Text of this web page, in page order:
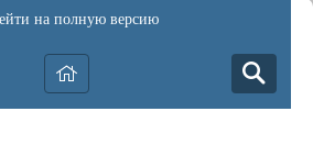
на полную версию